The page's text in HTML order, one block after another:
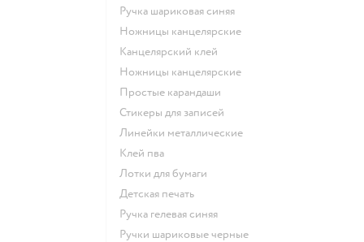
Ручка шариковая синяя
Ножницы канцелярские
Канцелярский клей
Ножницы канцелярские
Простые карандаши
Стикеры для записей
Линейки металлические
Клей пва
Лотки для бумаги
Детская печать
Ручка гелевая синяя
Ручки шариковые черные